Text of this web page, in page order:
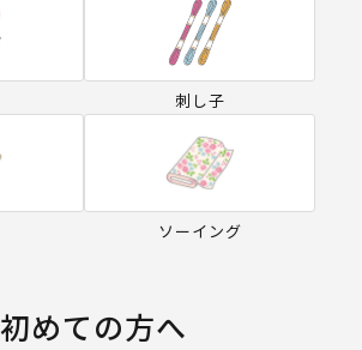
刺し子
ソーイング
初めての方へ